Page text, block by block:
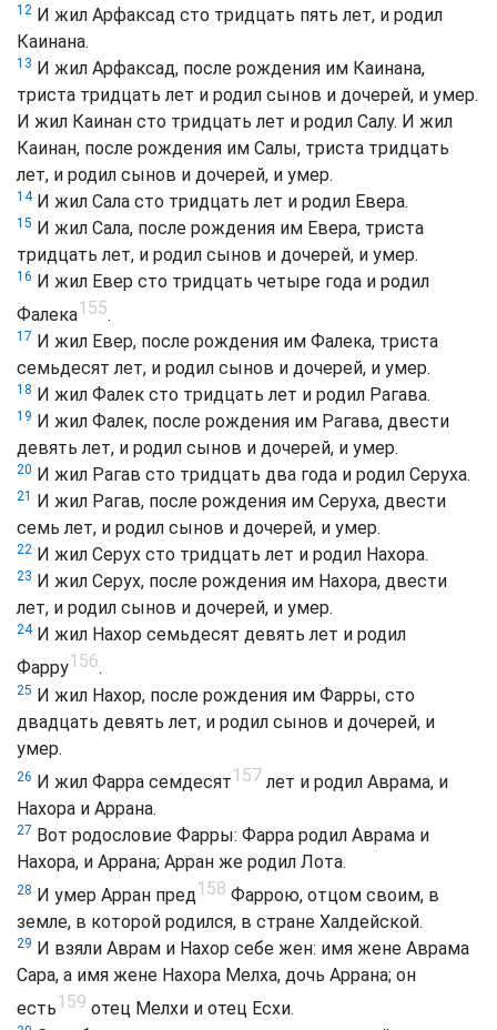
12 И жил Арфаксад сто тридцать пять лет, и родил
Каинана.
13 И жил Арфаксад, после рождения им Каинана,
триста тридцать лет и родил сынов и дочерей, и умер.
И жил Каинан сто тридцать лет и родил Салу. И жил
Каинан, после рождения им Салы, триста тридцать
лет, и родил сынов и дочерей, и умер.
14И жил Сала сто тридцать лет и родил Евера.
15 И жил Сала, после рождения им Евера, триста
тридцать лет, и родил сынов и дочерей, и умер.
16 И жил Евер сто тридцать четыре года и родил
Фалека155.
17 И жил Евер, после рождения им Фалека, триста
семьдесят лет, и родил сынов и дочерей, и умер.
18 И жил Фалек сто тридцать лет и родил Рагава.
19 И жил Фалек, после рождения им Рагава, двести
девять лет, и родил сынов и дочерей, и умер.
20 И жил Рагав сто тридцать два года и родил Серуха.
21
И жил Рагав, после рождения им Серуха, двести
семь лет, и родил сынов и дочерей, и умер.
22 И жил Серух сто тридцать лет и родил Нахора.
23 И жил Серух, после рождения им Нахора, двести
лет, и родил сынов и дочерей, и умер.
24И жил Нахор семьдесят девять лет и родил
Фарру156.
25 И жил Нахор, после рождения им Фарры, сто
двадцать девять лет, и родил сынов и дочерей, и
умер.
26 И жил Фарра семдесят157лет и родил Аврама, и
Нахора и Аррана.
27 Вот родословие Фарры: Фарра родил Аврама и
Нахора, и Аррана; Арран же родил Лота.
28 И умер Арран пред158 Фаррою, отцом своим, в
земле, в которой родился, в стране Халдейской.
29 И взяли Аврам и Нахор себе жен: имя жене Аврама
Сара, а имя жене Нахора Мелха, дочь Аррана; он
есть159 отец Мелхи и отец Есхи.